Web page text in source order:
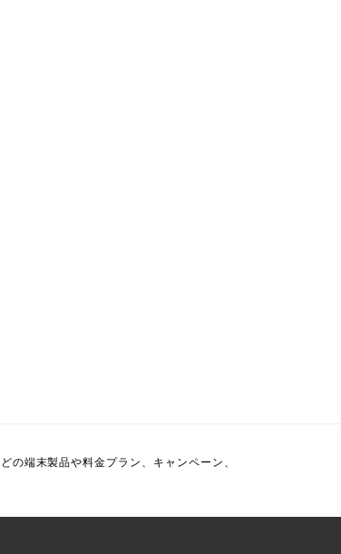
端末製品や料金プラン、キャンペーン、